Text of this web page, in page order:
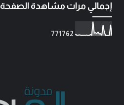
إجمالي مرات مشاهدة الصفحة
771 762